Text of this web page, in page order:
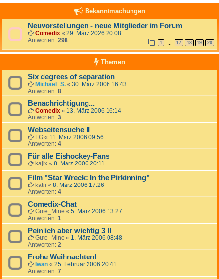
Bekanntmachungen
Neuvorstellungen - neue Mitglieder im Forum
Comedix « 29. März 2026 20:08
Antworten: 298 1 … 17 18 19 20
Themen
Six degrees of separation
Michael_S. « 30. März 2006 16:43
Antworten: 8
Benachrichtigung...
Comedix « 13. März 2006 16:14
Antworten: 3
Webseitensuche II
LG « 11. März 2006 09:56
Antworten: 4
Für alle Eishockey-Fans
kajix « 8. März 2006 20:11
Film "Star Wreck: In the Pirkinning"
katri « 8. März 2006 17:26
Antworten: 4
Comedix-Chat
Gute_Mine « 5. März 2006 13:27
Antworten: 1
Peinlich aber wichtig 3 !!
Gute_Mine « 1. März 2006 08:48
Antworten: 2
Frohe Weihnachten!
Iwan « 25. Februar 2006 20:41
Antworten: 7